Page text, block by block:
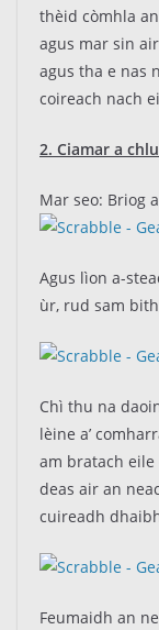
thèid còmhla
agus mar sin
agus tha e nas
coireach nach
2. Ciamar a
Mar seo: Briog
Agus lìon a-
ùr, rud sam
Chì thu na
lèine a’
am bratach eile
deas air an
cuireadh
Feumaidh an